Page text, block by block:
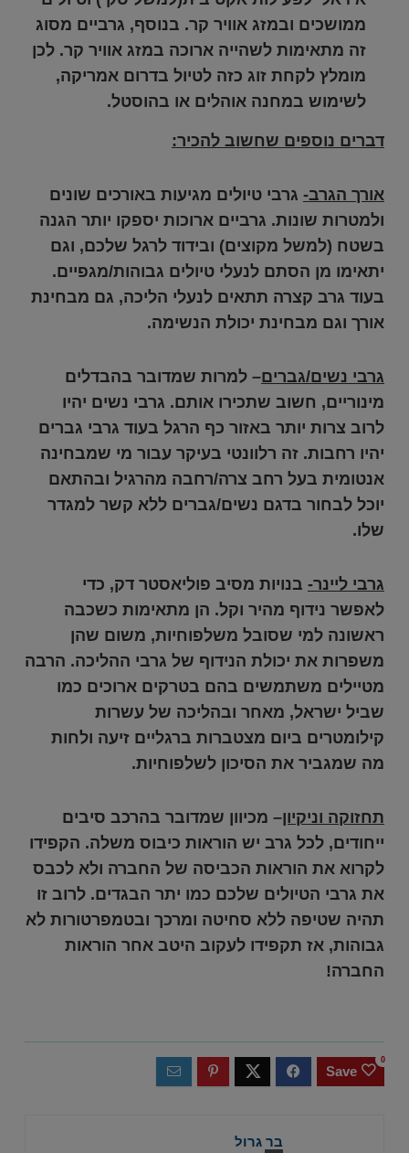
ממושכים ובמזג אוויר קר. בנוסף, גרביים מסוג
זה מתאימות לשהייה ארוכה במזג אוויר קר. לכן
מומלץ לקחת זוג כזה לטיול בדרום אמריקה,
לשימוש במחנה אוהלים או בהוסטל.
דברים נוספים שחשוב להכיר:
אורך הגרב- גרבי טיולים מגיעות באורכים שונים
ולמטרות שונות. גרביים ארוכות יספקו יותר הגנה
בשטח (למשל מקוצים) ובידוד לרגל שלכם, וגם
יתאימו מן הסתם לנעלי טיולים גבוהות/מגפיים.
בעוד גרב קצרה תתאים לנעלי הליכה, גם מבחינת
אורך וגם מבחינת יכולת הנשימה.
גרבי נשים/גברים– למרות שמדובר בהבדלים
מינוריים, חשוב שתכירו אותם. גרבי נשים יהיו
לרוב צרות יותר באזור כף הרגל בעוד גרבי גברים
יהיו רחבות. זה רלוונטי בעיקר עבור מי שמבחינה
אנטומית בעל רחב צרה/רחבה מהרגיל ובהתאם
יוכל לבחור בדגם נשים/גברים ללא קשר למגדר
שלו.
גרבי ליינר- בנויות מסיב פוליאסטר דק, כדי
לאפשר נידוף מהיר וקל. הן מתאימות כשכבה
ראשונה למי שסובל משלפוחיות, משום שהן
משפרות את יכולת הנידוף של גרבי ההליכה. הרבה
מטיילים משתמשים בהם בטרקים ארוכים כמו
שביל ישראל, מאחר ובהליכה של עשרות
קילומטרים ביום מצטברות ברגליים זיעה ולחות
מה שמגביר את הסיכון לשלפוחיות.
תחזוקה וניקיון– מכיוון שמדובר בהרכב סיבים
ייחודים, לכל גרב יש הוראות כיבוס משלה. הקפידו
לקרוא את הוראות הכביסה של החברה ולא לכבס
את גרבי הטיולים שלכם כמו יתר הבגדים. לרוב זו
תהיה שטיפה ללא סחיטה ומרכך ובטמפרטורות לא
גבוהות, אז תקפידו לעקוב היטב אחר הוראות
החברה!
Save
0
בר גרול